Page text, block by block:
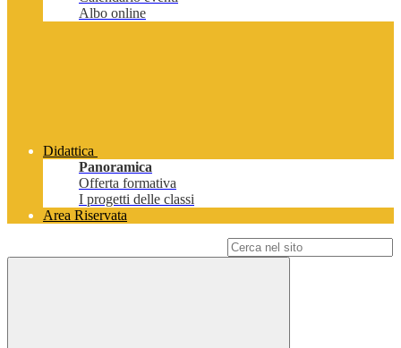
Albo online
Didattica
Panoramica
Offerta formativa
I progetti delle classi
Area Riservata